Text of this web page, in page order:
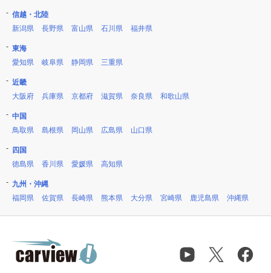
信越・北陸
新潟県
長野県 富山県 石川県 福井県
東海
愛知県
岐阜県 静岡県 三重県
近畿
大阪府
兵庫県 京都府 滋賀県 奈良県 和歌山県
中国
鳥取県
島根県 岡山県 広島県 山口県
四国
徳島県
香川県 愛媛県 高知県
九州・沖縄
福岡県
佐賀県 長崎県 熊本県 大分県 宮崎県 鹿児島県 沖縄県